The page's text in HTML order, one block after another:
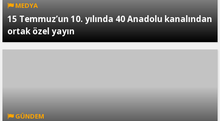
MEDYA
15 Temmuz’un 10. yılında 40 Anadolu kanalından
ortak özel yayın
GÜNDEM